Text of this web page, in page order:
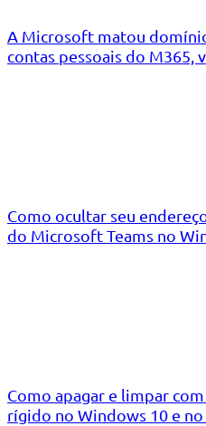
A Microsoft matou
contas pessoais do M365,
Como ocultar seu
do Microsoft Teams no
Como apagar e limpar
rígido no Windows 10 e